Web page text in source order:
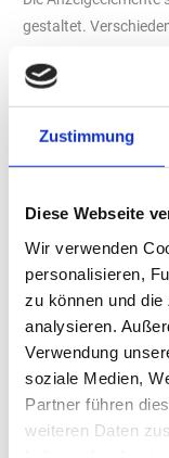
Zustimmung
Diese Webseite
Wir verwenden
personalisieren,
zu können und
analysieren.
Verwendung
soziale Medien,
Partner führen
weiteren Daten
gestaltet.
Das EVO STAR-
in der Einfahrtzone,
Ausfahrt.
Das Baukastenprinzip
unterschiedliche
Abhängig von den
STAR Waschstraße
Waschergebnis und
wird durch
Autowäsche zum